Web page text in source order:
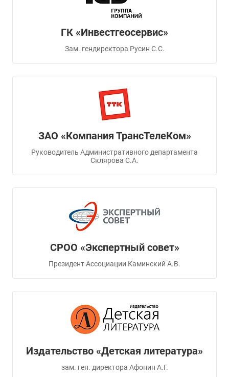
ГК «Инвестгеосервис»
Зам. гендиректора Русин С.С.
ЗАО «Компания ТрансТелеКом»
Руководитель Административного департамента
Склярова С.А.
СРОО «Экспертный совет»
Президент Ассоциации Каминский А.В.
Издательство «Детская литература»
зам. ген. директора Афонин А.Г.